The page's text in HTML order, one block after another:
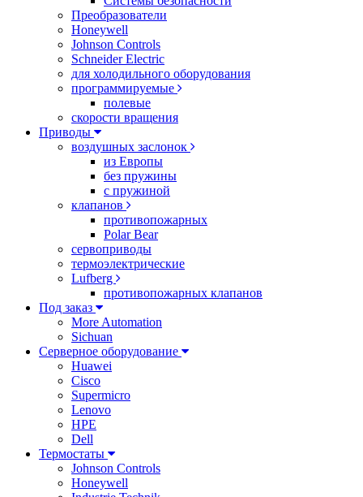
Преобразователи
Honeywell
Johnson Controls
Schneider Electric
для холодильного оборудования
программируемые
полевые
скорости вращения
Приводы
воздушных заслонок
из Европы
без пружины
с пружиной
клапанов
противопожарных
Polar Bear
сервоприводы
термоэлектрические
Lufberg
противопожарных клапанов
Под заказ
More Automation
Sichuan
Серверное оборудование
Huawei
Cisco
Supermicro
Lenovo
HPE
Dell
Термостаты
Johnson Controls
Honeywell